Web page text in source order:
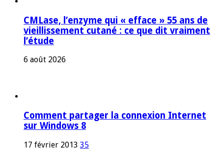
CMLase, l’enzyme qui « efface » 55 ans de
vieillissement cutané : ce que dit vraiment
l’étude
6 août 2026
Comment partager la connexion Internet
sur Windows 8
17 février 2013 35